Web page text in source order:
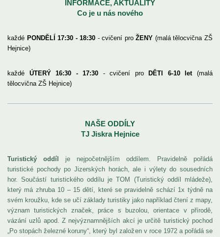
INFORMACE, AKTUALITY
Co je u nás nového
každé PONDĚLÍ 17:30 - 18:30 - cvičení proŽENY (malá tělocvična ZŠ
Hejnice)
každé ÚTERÝ 16:30 - 17:30 - cvičení pro DĚTI 6-10 let(malá
tělocvična ZŠ Hejnice)
NAŠE ODDÍLY
TJ Jiskra Hejnice
Turistický oddíl je nejpočetnějším oddílem. Pravidelně pořádá
turistické pochody po Jizerských horách, ale i výlety do sousedních
hor. Součástí turistického oddílu je TOM (Turistický oddíl mládeže),
který má zhruba 10 – 15 dětí, které se pravidelně schází 1x týdně na
svém kroužku, kde se učí základy turistiky jako například čtení z mapy,
význam turistických značek, práce s buzolou, orientace v přírodě,
vázání uzlů apod. Z nejvýznamnějších akcí je určitě turistický pochod
„Po stopách železné koruny“, který byl založen v roce 1972 a pořádá se